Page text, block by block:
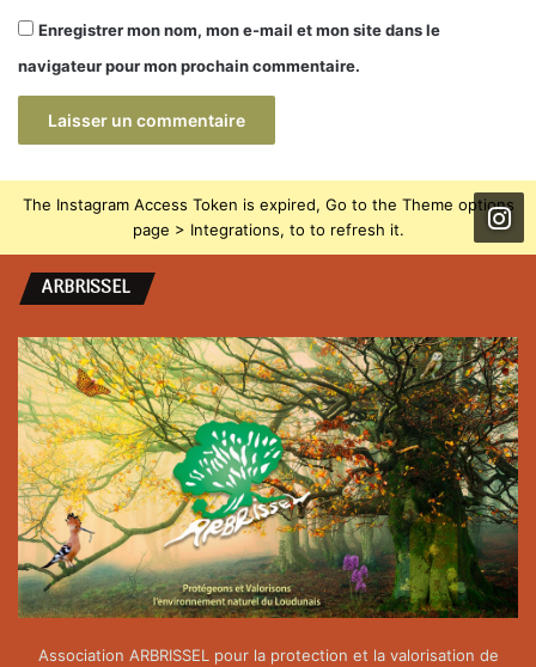
Enregistrer mon nom, mon e-mail et mon site dans le
navigateur pour mon prochain commentaire.
The Instagram Access Token is expired, Go to the Theme options
page > Integrations, to to refresh it.
ARBRISSEL
Association ARBRISSEL pour la protection et la valorisation de